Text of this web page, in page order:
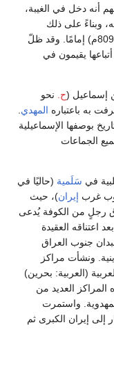
أنه دخل في الغيبة،
وبناءً على ذلك
(746–809م) إمامًا. وقد ظلّ
يقيمون في
إسماعيل ( ح.نحو
المهدي.
بوصفها الإسماعيلية
الجماعات
في سَلَمية(حاليًا في
غرب إيران)، حيث
رجلٍ من الكوفة يُدعى
بعد اعتناقه العقيدة
جنوب العراق
ونشأت مراكز
(العربية: بحرين)
العديد من
واستمرت
إلى إيران الكبرى ثم